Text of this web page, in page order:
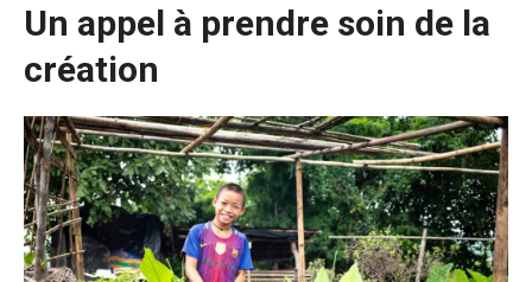
Un appel à prendre soin de la
création